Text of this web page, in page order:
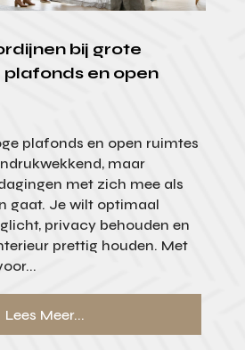
bij grote
plafonds en open
plafonds en open ruimtes
maar
met zich mee als
gaat. Je wilt optimaal
privacy behouden en
prettig houden. Met
Lees Meer...